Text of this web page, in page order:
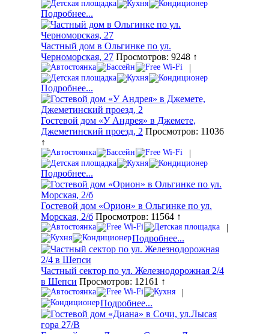
Подробнее...
Частный дом в Ольгинке по ул.
Черноморская, 27 Просмотров: 9248 ↑
|
Подробнее...
Гостевой дом «У Андрея» в Джемете,
Джеметинский проезд, 2 Просмотров: 11036
↑
|
Подробнее...
Гостевой дом «Орион» в Ольгинке по ул.
Морская, 2/б Просмотров: 11564 ↑
|
Подробнее...
Частный сектор по ул. Железнодорожная 2/4
в Шепси Просмотров: 12161 ↑
|
Подробнее...